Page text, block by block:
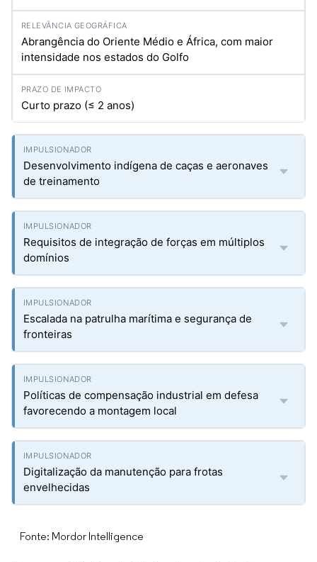
Abrangência do Oriente Médio e África, com maior
intensidade nos estados do Golfo
Curto prazo (≤ 2 anos)
Desenvolvimento indígena de caças e aeronaves
de treinamento
Requisitos de integração de forças em múltiplos
domínios
Escalada na patrulha marítima e segurança de
fronteiras
Políticas de compensação industrial em defesa
favorecendo a montagem local
Digitalização da manutenção para frotas
envelhecidas
Fonte: Mordor Intelligence